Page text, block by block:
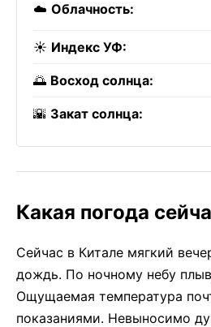
☁️ Облачность:
☀️ Индекс УФ:
🌅 Восход солнца:
🌇 Закат солнца:
Какая погода
Сейчас в Китале мягкий
дождь. По ночному небу
Ощущаемая температура
показаниями. Невыносимо